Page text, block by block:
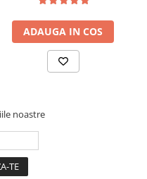
tip Bonell, fata vara-iarna,
sistem de aerisire cu
butoni, Salt Confort
ADAUGA IN COS
noastre